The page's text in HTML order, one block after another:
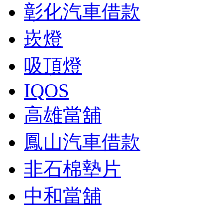
彰化汽車借款
崁燈
吸頂燈
IQOS
高雄當舖
鳳山汽車借款
非石棉墊片
中和當舖